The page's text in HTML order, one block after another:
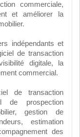
commerciale,
et améliorer la
indépendants et
de transaction
digitale, la
commercial.
de transaction
de prospection
gestion de
estimation
des